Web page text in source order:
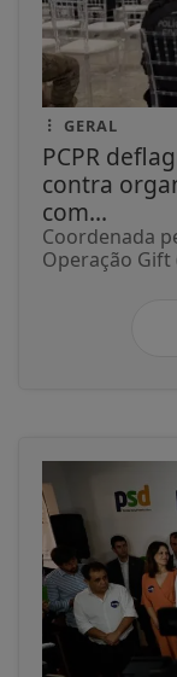
GERAL
PCPR
contra
com...
Coordenada
Operação